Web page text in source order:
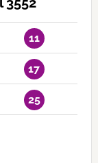
11
17
25